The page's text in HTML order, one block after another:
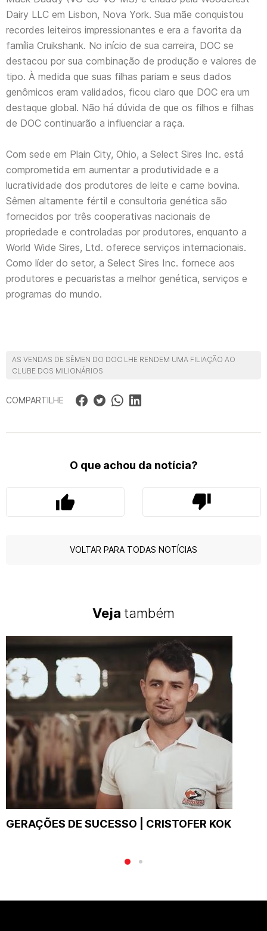
Dairy LLC em Lisbon, Nova York. Sua mãe conquistou
recordes leiteiros impressionantes e era a favorita da
família Cruikshank. No início de sua carreira, DOC se
destacou por sua combinação de produção e valores de
tipo. À medida que suas filhas pariam e seus dados
genômicos eram validados, ficou claro que DOC era um
destaque global. Não há dúvida de que os filhos e filhas
de DOC continuarão a influenciar a raça.
Com sede em Plain City, Ohio, a Select Sires Inc. está
comprometida em aumentar a produtividade e a
lucratividade dos produtores de leite e carne bovina.
Sêmen altamente fértil e consultoria genética são
fornecidos por três cooperativas nacionais de
propriedade e controladas por produtores, enquanto a
World Wide Sires, Ltd. oferece serviços internacionais.
Como líder do setor, a Select Sires Inc. fornece aos
produtores e pecuaristas a melhor genética, serviços e
programas do mundo.
AS VENDAS DE SÊMEN DO DOC LHE RENDEM UMA FILIAÇÃO AO
CLUBE DOS MILIONÁRIOS
COMPARTILHE
O que achou da notícia?
VOLTAR PARA TODAS NOTÍCIAS
Veja também
CONEXÃO CENTRAL BELA VISTA & PARCEIROS